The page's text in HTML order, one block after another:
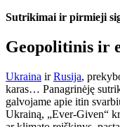
Sutrikimai ir pirmieji
Geopolitinis ir
Ukraina irRusija,
karas… Panagrinėję
galvojame apie itin
Ukrainą, „Ever-Given“